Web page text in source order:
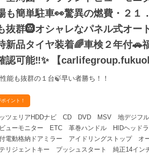
も簡単駐車👀驚異の燃費・２１
抜群🛞オシャレなパネル式オー
新品タイヤ装着🌈車検２年付🚗
認可能‼✨ 【
能も抜群の１台🍃早い者勝ち！！
イント！
ツェリアHDDナビ CD DVD MSV 地デジフ
ューモニター ETC 革巻ハンドル HIDヘッド
電動格納ドアミラー アイドリングストップ
リジェントキー プッシュスタート 純正14イン